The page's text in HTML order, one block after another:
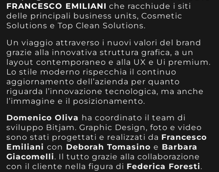
FRANCESCO EMILIANI che racchiude i siti
delle principali business units, Cosmetic
Solutions e Top Clean Solutions.
Un viaggio attraverso i nuovi valori del brand
grazie alla innovativa struttura grafica, a un
layout contemporaneo e alla UX e Ui premium.
Lo stile moderno rispecchia il continuo
aggiornamento dell’azienda per quanto
riguarda l’innovazione tecnologica, ma anche
l’immagine e il posizionamento.
Domenico Oliva ha coordinato il team di
sviluppo Bitjam. Graphic Design, foto e video
sono stati progettati e realizzati da Francesco
Emilianicon Deborah Tomasinoe Barbara
Giacomelli. Il tutto grazie alla collaborazione
con il cliente nella figura di Federica Foresti.